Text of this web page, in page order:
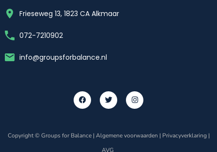
Frieseweg 13, 1823 CA Alkmaar
072-7210902
info@groupsforbalance.nl
Copyright © Groups for Balance | Algemene voorwaarden | Privacyverklaring |
AVG